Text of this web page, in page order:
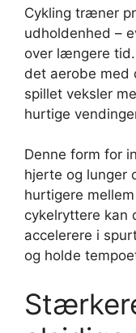
Cykling træner
udholdenhed –
over længere
det aerobe med
spillet veksler
hurtige
Denne form for
hjerte og lunger
hurtigere
cykelryttere kan
accelerere i
og holde